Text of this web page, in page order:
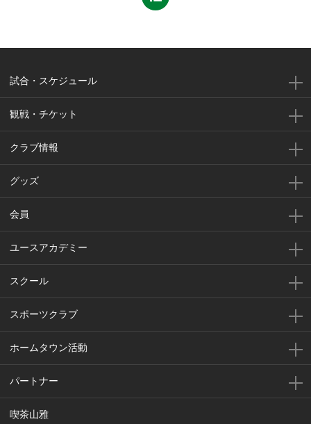
試合・スケジュール
観戦・チケット
クラブ情報
グッズ
会員
ユースアカデミー
スクール
スポーツクラブ
ホームタウン活動
パートナー
喫茶山雅